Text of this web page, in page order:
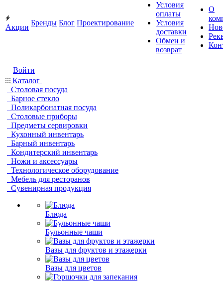
Акции
Бренды Блог Проектирование
Условия
оплаты
Условия
доставки
Обмен и
возврат
О
Войти
Каталог
Столовая посуда
Барное стекло
Поликарбонатная посуда
Столовые приборы
Предметы сервировки
Кухонный инвентарь
Барный инвентарь
Кондитерский инвентарь
Ножи и аксессуары
Технологическое оборудование
Мебель для ресторанов
Сувенирная продукция
Блюда
Бульонные чаши
Вазы для фруктов и этажерки
Вазы для цветов